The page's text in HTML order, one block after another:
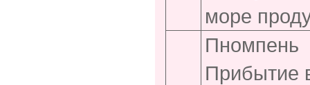
море
Пномпень
Прибытие